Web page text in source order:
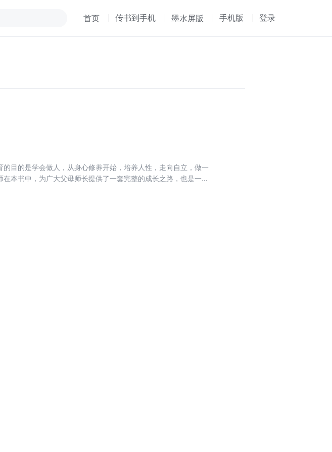
首页 传书到手机 墨水屏版 手机版 登录
目的是学会做人，从身心修养开始，培养人性，走向自立，做一
本书中，为广大父母师长提供了一套完整的成长之路，也是一条